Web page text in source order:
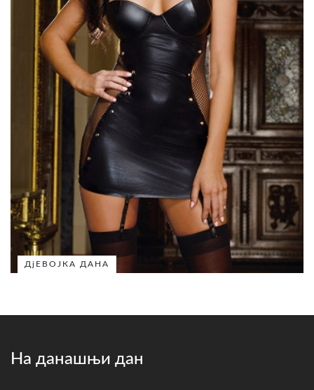
ДјЕВОЈКА ДАНА
На данашњи дан